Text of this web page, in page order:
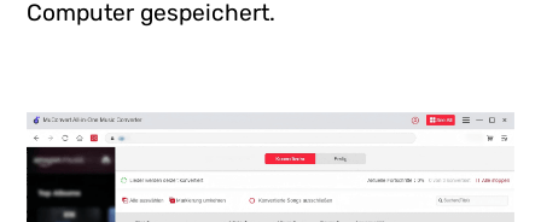
Computer gespeichert.